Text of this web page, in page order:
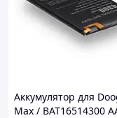
Аккумулятор для
Max / BAT16514300